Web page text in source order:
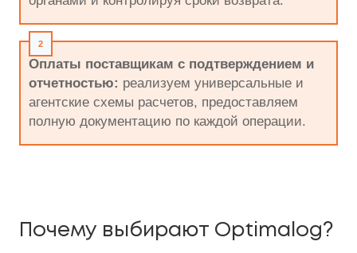
Оплаты поставщикам с подтверждением и
отчетностью: реализуем универсальные и
агентские схемы расчетов, предоставляем
полную документацию по каждой операции.
Почему выбирают Optimalog?